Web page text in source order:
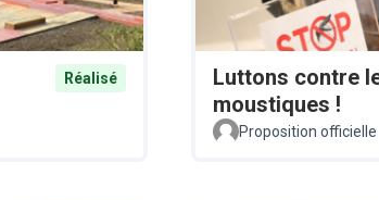
Réalisé
Luttons contre
moustiques !
Proposition officielle